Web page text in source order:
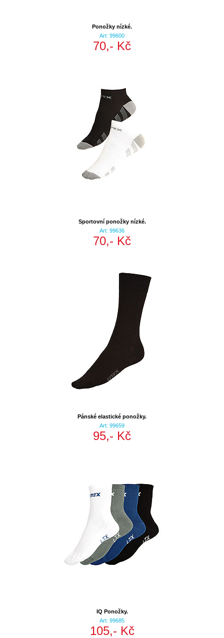
Ponožky nízké.
Art: 99600
70,- Kč
Sportovní ponožky nízké.
Art: 99636
70,- Kč
Pánské elastické ponožky.
Art: 99659
95,- Kč
IQ Ponožky.
Art: 99685
105,- Kč